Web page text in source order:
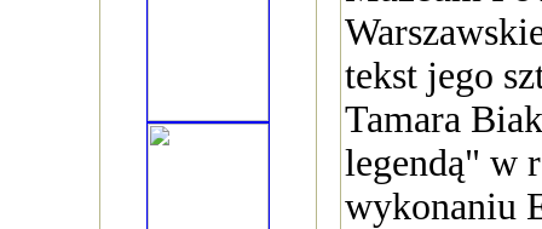
tekst jego
Tamara
legendą" w
wykonaniu